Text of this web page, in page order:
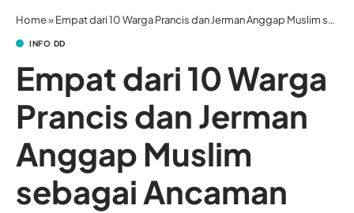
Home»Empat dari 10 Warga Prancis dan Jerman Anggap Muslim sebagai Ancaman
INFO DD
Empat dari 10 Warga
Prancis dan Jerman
Anggap Muslim
sebagai Ancaman